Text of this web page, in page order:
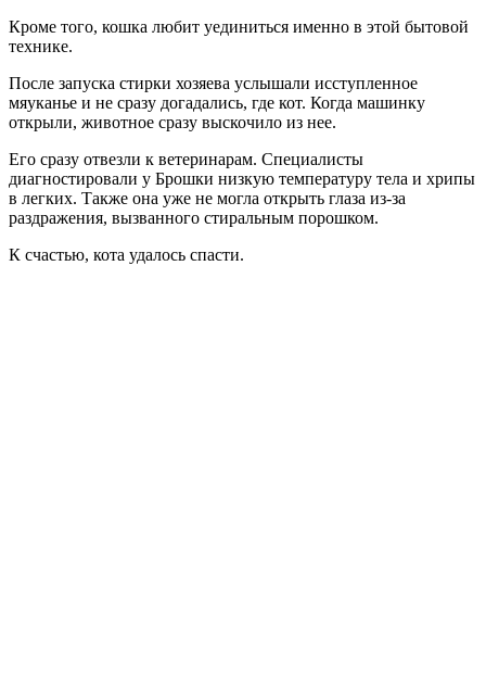
Кроме того, кошка любит уединиться именно в этой бытовой
технике.
После запуска стирки хозяева услышали исступленное
мяуканье и не сразу догадались, где кот. Когда машинку
открыли, животное сразу выскочило из нее.
Его сразу отвезли к ветеринарам. Специалисты
диагностировали у Брошки низкую температуру тела и хрипы
в легких. Также она уже не могла открыть глаза из-за
раздражения, вызванного стиральным порошком.
К счастью, кота удалось спасти.